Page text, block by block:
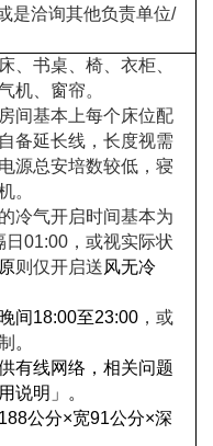
是洽询其他负责单位/
、书桌、椅、衣柜、
机、窗帘。
间基本上每个床位配
备延长线，长度视需
源总安培数较低，寝
。
冷气开启时间基本为
01:00，或视实际状
则仅开启送风无冷
间18:00至23:00 ，或
。
有线网络，相关问题
说明」。
公分×宽91公分×深